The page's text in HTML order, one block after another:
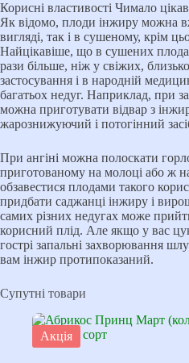
Корисні властивості Чимало
Як відомо, плоди інжиру можна
вигляді, так і в сушеному, крім
Найцікавіше, що в сушених
рази більше, ніж у свіжих,
застосування і в народній
багатьох недуг. Наприклад, при
можна приготувати відвар з
жарознижуючий і потогінний
При ангіні можна полоскати
приготованому на молоці або ж
обзавестися плодами такого
придбати саджанці інжиру і
самих різних недугах може
корисний плід. Але якщо у вас
гострі запальні захворювання
вам інжир протипоказаний.
Супутні товари
Акція